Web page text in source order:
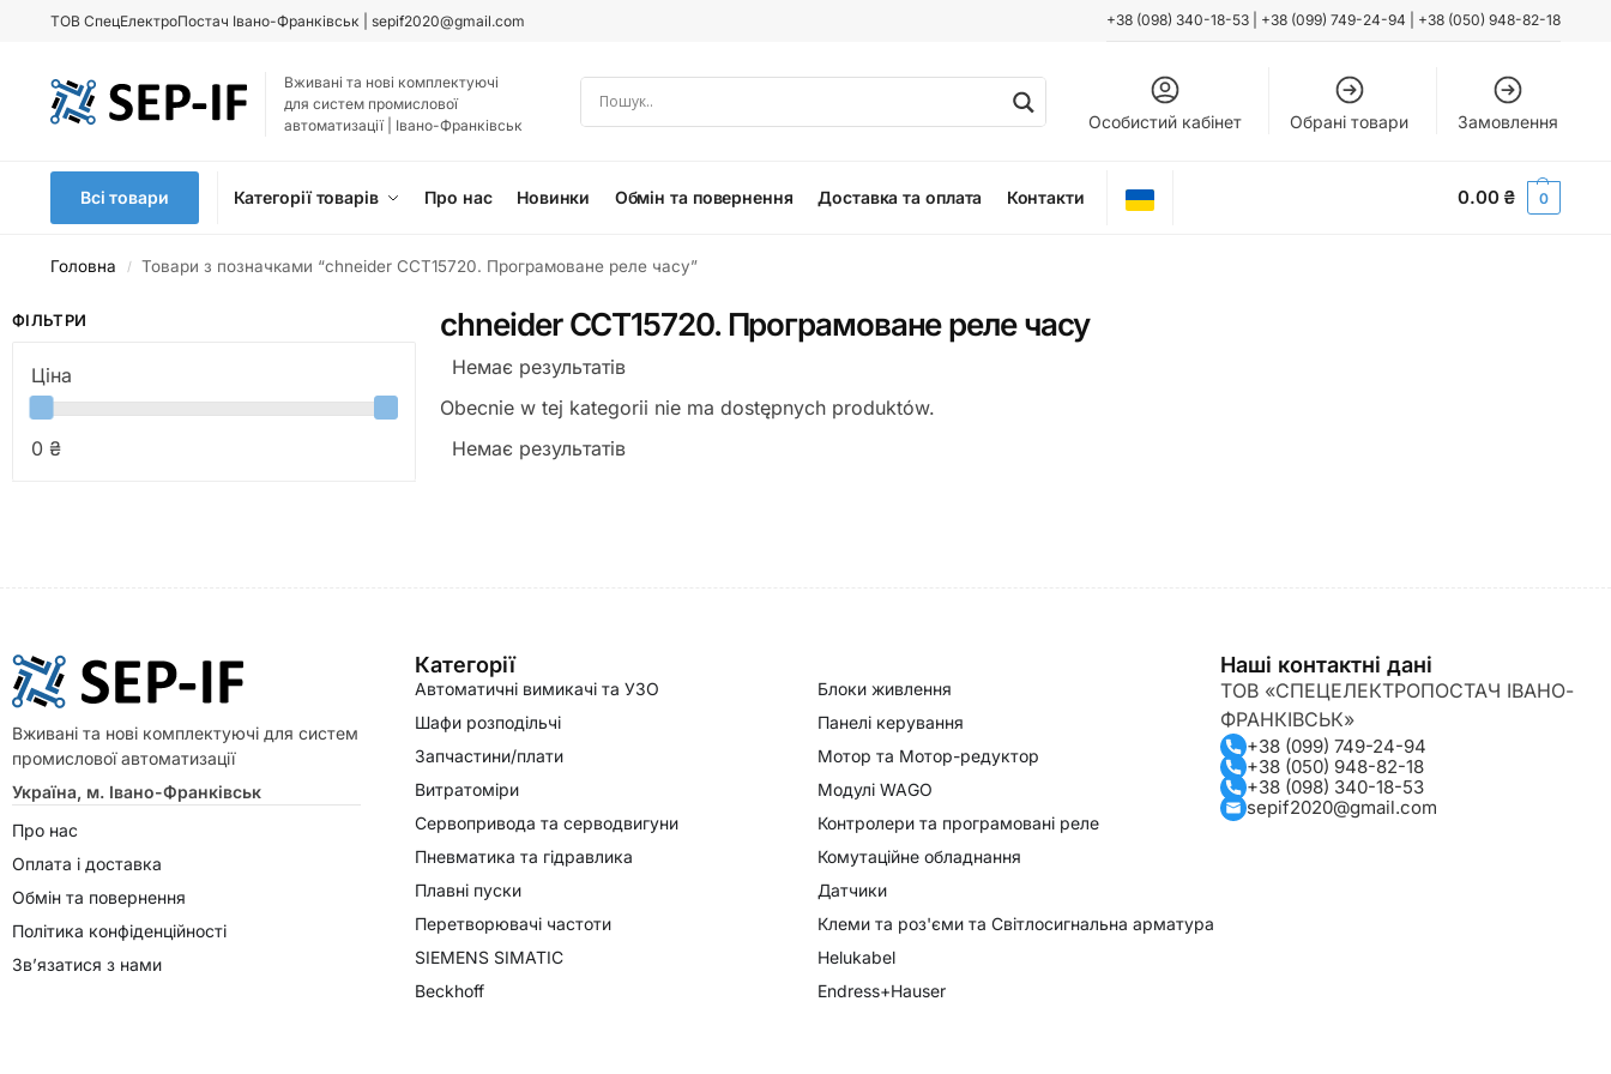
ТОВ СпецЕлектроПостач Івано-Франківськ | sepif2020@gmail.com +38 (098) 340-18-53 +38 (099) 749-24-94 +38 (050) 948-82-18
Вживані та нові комплектуючі
для систем промислової
автоматизації | Івано-Франківськ
Особистий кабінет Обрані товари Замовлення
Всі товари Категорії товарів Про нас Новинки Обмін та повернення Доставка та оплата Контакти 0.00 ₴ 0
Головна / Товари з позначками “chneider CCT15720. Програмоване реле часу”
ФІЛЬТРИ
Ціна
0 ₴
chneider CCT15720. Програмоване реле часу
Немає результатів
Obecnie w tej kategorii nie ma dostępnych produktów.
Немає результатів
Вживані та нові комплектуючі для систем
промислової автоматизації
Україна, м. Івано-Франківськ
Про нас
Оплата і доставка
Обмін та повернення
Політика конфіденційності
Зв’язатися з нами
Категорії
Автоматичні вимикачі та УЗО
Шафи розподільчі
Запчастини/плати
Витратоміри
Сервопривода та серводвигуни
Пневматика та гідравлика
Плавні пуски
Перетворювачі частоти
SIEMENS SIMATIC
Beckhoff
Блоки живлення
Панелі керування
Мотор та Мотор-редуктор
Модулі WAGO
Контролери та програмовані реле
Комутаційне обладнання
Датчики
Клеми та роз'єми та Світлосигнальна арматура
Helukabel
Endress+Hauser
Наші контактні дані
ТОВ «СПЕЦЕЛЕКТРОПОСТАЧ ІВАНО-
ФРАНКІВСЬК»
+38 (099) 749-24-94
+38 (050) 948-82-18
+38 (098) 340-18-53
sepif2020@gmail.com